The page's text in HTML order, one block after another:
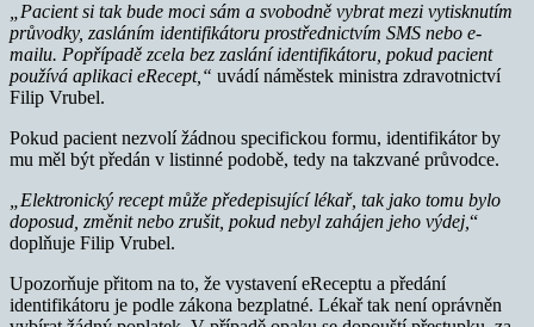
„Pacient si tak bude moci sám a svobodně vybrat mezi vytisknutím
průvodky, zasláním identifikátoru prostřednictvím SMS nebo e-
mailu. Popřípadě zcela bez zaslání identifikátoru, pokud pacient
používá aplikaci eRecept,“ uvádí náměstek ministra zdravotnictví
Filip Vrubel.
Pokud pacient nezvolí žádnou specifickou formu, identifikátor by
mu měl být předán v listinné podobě, tedy na takzvané průvodce.
„Elektronický recept může předepisující lékař, tak jako tomu bylo
doposud, změnit nebo zrušit, pokud nebyl zahájen jeho výdej,“
doplňuje Filip Vrubel.
Upozorňuje přitom na to, že vystavení eReceptu a předání
identifikátoru je podle zákona bezplatné. Lékař tak není oprávněn